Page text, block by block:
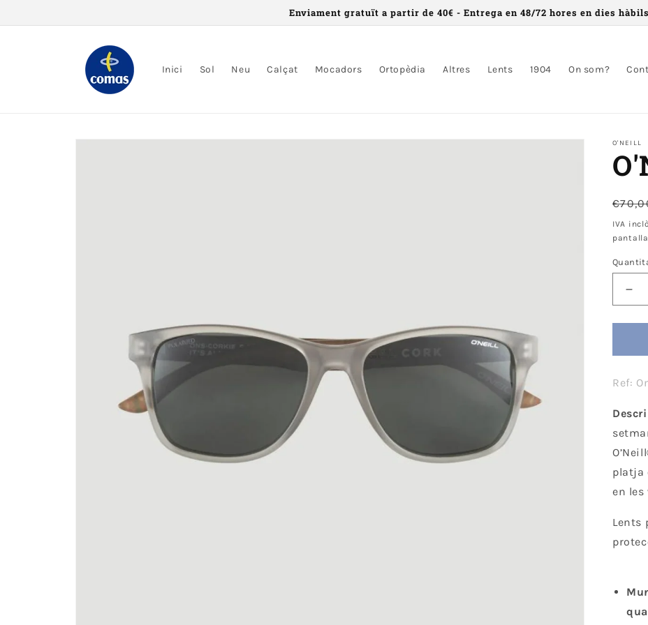
Enviament gratuït a partir de 40€ - Entrega en 48/72 hores en dies hàbils
Inici Sol Neu Calçat Mocadors Ortopèdia Altres Lents 1904 On som?
O'NEILL
Preu
IVA
per
Ref:
platja
en les
Lents